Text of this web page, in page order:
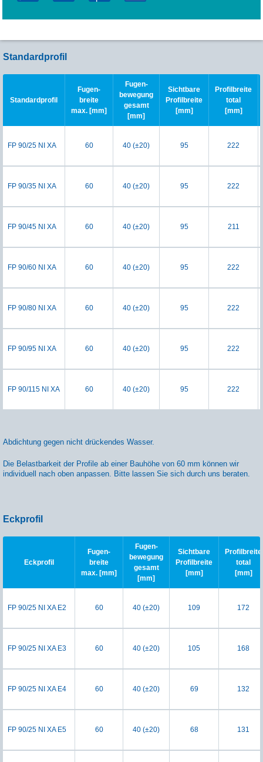
Standardprofil
Standardprofil
Fugen-
breite
max. [mm]
Fugen-
bewegung
gesamt
[mm]
Sichtbare
Profilbreite
[mm]
Profilbreite
total
[mm]
FP 90/25 NI XA 60 40 (±20) 95 222
FP 90/35 NI XA 60 40 (±20) 95 222
FP 90/45 NI XA 60 40 (±20) 95 211
FP 90/60 NI XA 60 40 (±20) 95 222
FP 90/80 NI XA 60 40 (±20) 95 222
FP 90/95 NI XA 60 40 (±20) 95 222
FP 90/115 NI XA 60 40 (±20) 95 222
Abdichtung gegen nicht drückendes Wasser.
Die Belastbarkeit der Profile ab einer Bauhöhe von 60 mm können wir
individuell nach oben anpassen. Bitte lassen Sie sich durch uns beraten.
Eckprofil
Eckprofil
Fugen-
breite
max. [mm]
Fugen-
bewegung
gesamt
[mm]
Sichtbare
Profilbreite
[mm]
Profilbreite
total
[mm]
FP 90/25 NI XA E2 60 40 (±20) 109 172
FP 90/25 NI XA E3 60 40 (±20) 105 168
FP 90/25 NI XA E4 60 40 (±20) 69 132
FP 90/25 NI XA E5 60 40 (±20) 68 131